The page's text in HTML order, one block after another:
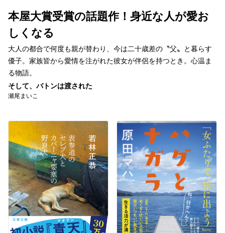
本屋大賞受賞の話題作！身近な人が愛お
しくなる
大人の都合で何度も親が替わり、今は二十歳差の〝父〟と暮らす
優子。家族皆から愛情を注がれた彼女が伴侶を持つとき。心温ま
る物語。
そして、バトンは渡された
瀬尾まいこ